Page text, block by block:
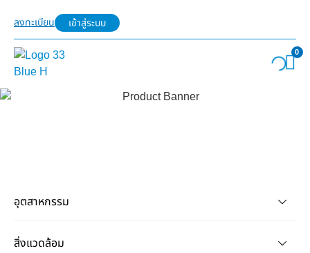
ลงทะเบียน เข้าสู่ระบบ
0
อุตสาหกรรม
สิ่งแวดล้อม